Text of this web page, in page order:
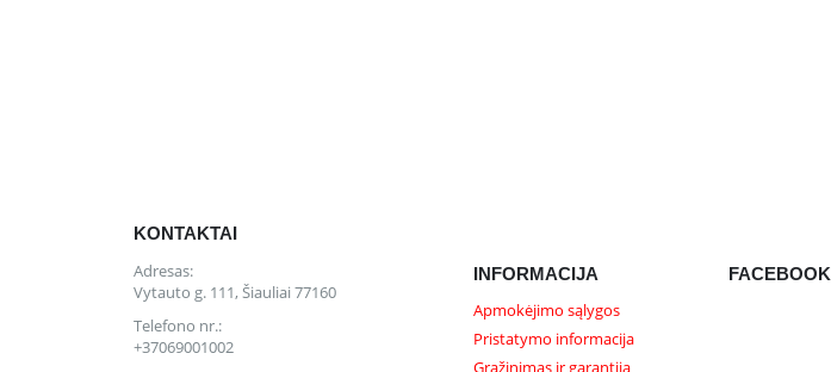
KONTAKTAI
Adresas:
Vytauto g. 111, Šiauliai 77160
Telefono nr.:
+37069001002
INFORMACIJA
Apmokėjimo sąlygos
Pristatymo informacija
Grąžinimas ir garantija
FACEBOOK